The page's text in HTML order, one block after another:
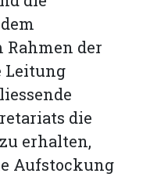
Rahmen der
Leitung
die
erhalten,
Aufstockung